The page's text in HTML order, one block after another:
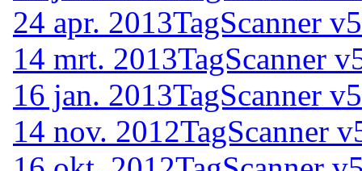
24 apr. 2013TagScanner
14 mrt. 2013TagScanner
16 jan. 2013TagScanner
14 nov. 2012TagScanner